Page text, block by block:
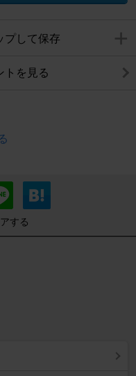
プして保存
トを見る
する